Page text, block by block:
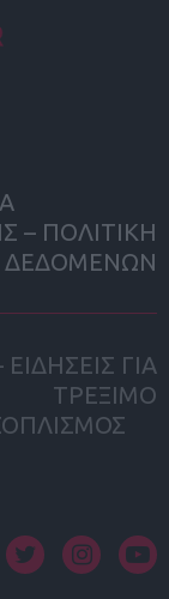
– ΠΟΛΙΤΙΚΗ
ΔΕΔΟΜΕΝΩΝ
ΓΙΑ
ΤΡΕΞΙΜΟ